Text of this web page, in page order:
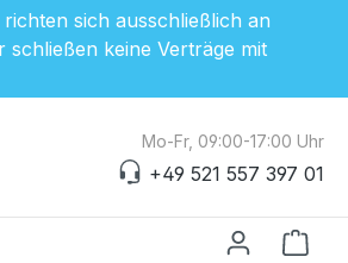
sich ausschließlich an
schließen keine Verträge mit
Mo-Fr, 09:00-17:00 Uhr
+49 521 557 397 01